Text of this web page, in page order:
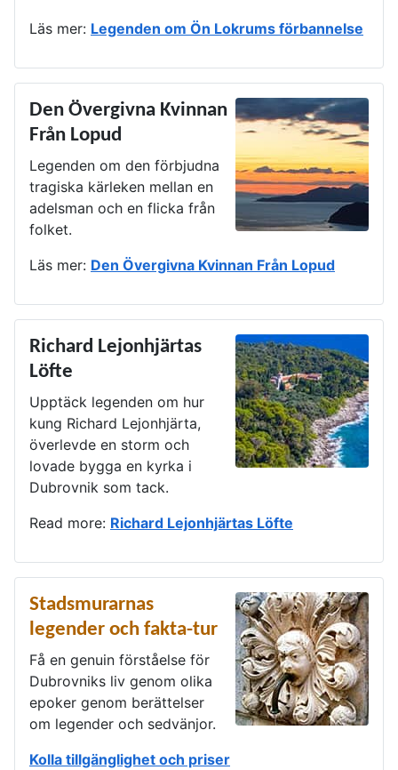
Läs mer: Legenden om Ön Lokrums förbannelse
Den Övergivna Kvinnan
Från Lopud
Legenden om den förbjudna
tragiska kärleken mellan en
adelsman och en flicka från
folket.
Läs mer: Den Övergivna Kvinnan Från Lopud
Richard Lejonhjärtas
Löfte
Upptäck legenden om hur
kung Richard Lejonhjärta,
överlevde en storm och
lovade bygga en kyrka i
Dubrovnik som tack.
Read more: Richard Lejonhjärtas Löfte
Stadsmurarnas
legender och fakta-tur
Få en genuin förståelse för
Dubrovniks liv genom olika
epoker genom berättelser
om legender och sedvänjor.
Kolla tillgänglighet och priser